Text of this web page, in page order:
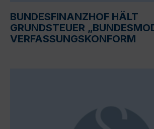
BUNDESFINANZHOF HÄLT
GRUNDSTEUER
VERFASSUNGSKONFORM